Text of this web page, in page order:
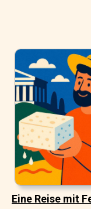
Eine Reise mit